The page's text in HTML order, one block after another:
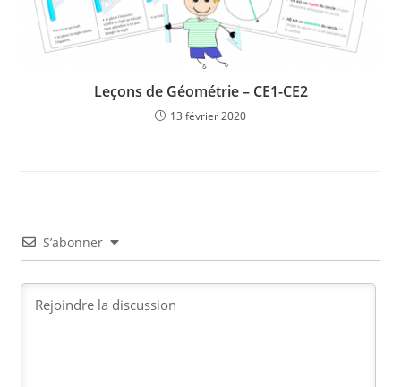
Leçons de Géométrie – CE1-CE2
13 février 2020
S’abonner